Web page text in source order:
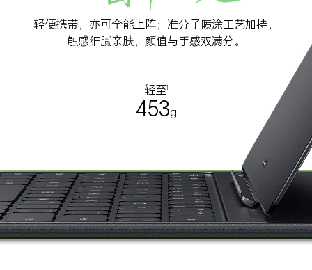
轻便携带，亦可全能上阵；准分子喷涂工艺加持，
触感细腻亲肤，颜值与手感双满分。
轻至1
453g